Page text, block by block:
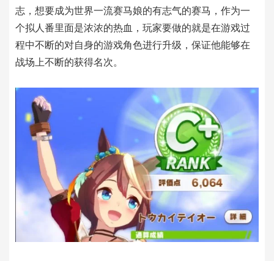
志，想要成为世界一流赛马娘的有志气的赛马，作为一
个拟人番里面是浓浓的热血，玩家要做的就是在游戏过
程中不断的对自身的游戏角色进行升级，保证他能够在
战场上不断的获得名次。